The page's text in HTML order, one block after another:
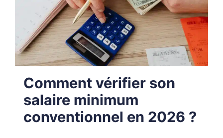
Comment vérifier son
salaire minimum
conventionnel en 2026 ?